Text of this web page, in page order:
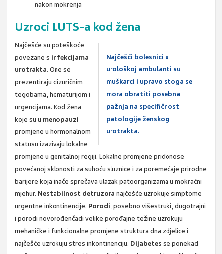
nakon mokrenja
Uzroci LUTS-a kod žena
Najčešći bolesnici u
urološkoj ambulanti su
muškarci i upravo stoga se
mora obratiti posebna
pažnja na specifičnost
patologije ženskog
urotrakta.
Najčešće su poteškoće
povezane s infekcijama
urotrakta. One se
prezentiraju dizuričnim
tegobama, hematurijom i
urgencijama. Kod žena
koje su u menopauzi
promjene u hormonalnom
statusu izazivaju lokalne
promjene u genitalnoj regiji. Lokalne promjene pridonose
povećanoj sklonosti za suhoću sluznice i za poremećaje prirodne
barijere koja inače sprečava ulazak patoorganizama u mokraćni
mjehur. Nestabilnost detruzora najčešće uzrokuje simptome
urgentne inkontinencije. Porodi, posebno višestruki, dugotrajni
i porodi novorođenčadi velike porođajne težine uzrokuju
mehaničke i funkcionalne promjene struktura dna zdjelice i
najčešće uzrokuju stres inkontinenciju. Dijabetes se ponekad